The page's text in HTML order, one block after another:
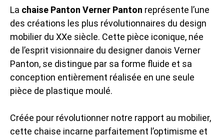
La chaise Panton Verner Panton représente l’une
des créations les plus révolutionnaires du design
mobilier du XXe siècle. Cette pièce iconique, née
de l’esprit visionnaire du designer danois Verner
Panton, se distingue par sa forme fluide et sa
conception entièrement réalisée en une seule
pièce de plastique moulé.
Créée pour révolutionner notre rapport au mobilier,
cette chaise incarne parfaitement l’optimisme et